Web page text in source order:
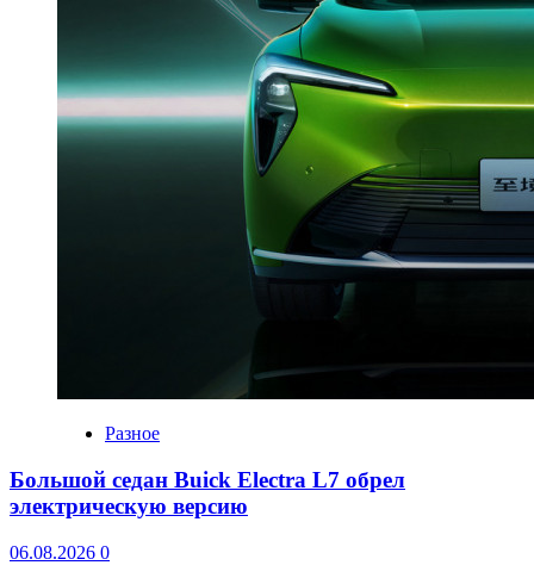
Разное
Большой седан Buick Electra L7 обрел
электрическую версию
06.08.2026 0